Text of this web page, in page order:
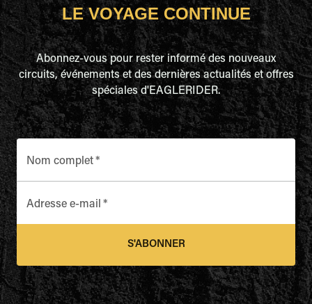
LE VOYAGE CONTINUE
Abonnez-vous pour rester informé des nouveaux
circuits, événements et des dernières actualités et offres
spéciales d'EAGLERIDER.
Nom complet*
Adresse e-mail *
S'ABONNER